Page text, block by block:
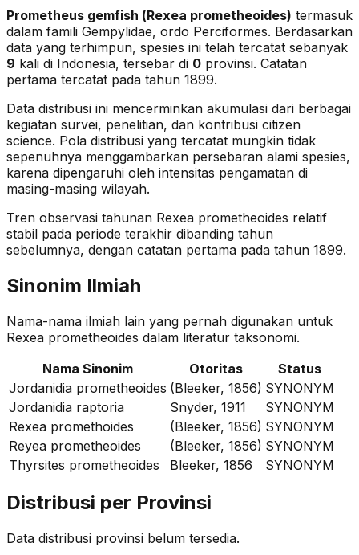
Prometheus gemfish (Rexea prometheoides) termasuk
dalam famili Gempylidae, ordo Perciformes. Berdasarkan
data yang terhimpun, spesies ini telah tercatat sebanyak
9 kali di Indonesia, tersebar di 0 provinsi. Catatan
pertama tercatat pada tahun 1899.
Data distribusi ini mencerminkan akumulasi dari berbagai
kegiatan survei, penelitian, dan kontribusi citizen
science. Pola distribusi yang tercatat mungkin tidak
sepenuhnya menggambarkan persebaran alami spesies,
karena dipengaruhi oleh intensitas pengamatan di
masing-masing wilayah.
Tren observasi tahunan Rexea prometheoides relatif
stabil pada periode terakhir dibanding tahun
sebelumnya, dengan catatan pertama pada tahun 1899.
Sinonim Ilmiah
Nama-nama ilmiah lain yang pernah digunakan untuk
Rexea prometheoides dalam literatur taksonomi.
Nama Sinonim
Otoritas
Status
Jordanidia prometheoides (Bleeker, 1856) SYNONYM
Jordanidia raptoria
Snyder, 1911
SYNONYM
Rexea promethoides
(Bleeker, 1856) SYNONYM
Reyea prometheoides
(Bleeker, 1856) SYNONYM
Thyrsites prometheoides
Bleeker, 1856 SYNONYM
Distribusi per Provinsi
Data distribusi provinsi belum tersedia.